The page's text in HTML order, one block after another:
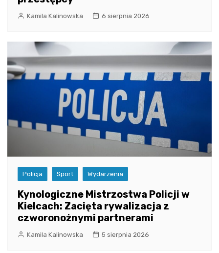
Kamila Kalinowska 6 sierpnia 2026
Policja Sport Wydarzenia
Kynologiczne Mistrzostwa Policji w
Kielcach: Zacięta rywalizacja z
czworonożnymi partnerami
Kamila Kalinowska 5 sierpnia 2026